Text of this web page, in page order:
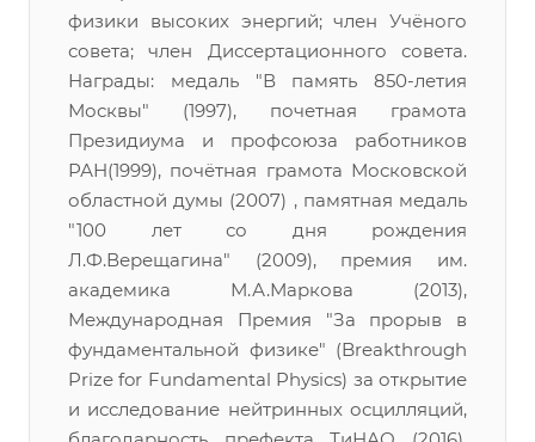
физики высоких энергий; член Учёного
совета; член Диссертационного совета.
Награды: медаль "В память 850-летия
Москвы" (1997), почетная грамота
Президиума и профсоюза работников
РАН(1999), почётная грамота Московской
областной думы (2007) , памятная медаль
"100 лет со дня рождения
Л.Ф.Верещагина" (2009), премия им.
академика М.А.Маркова (2013),
Международная Премия "За прорыв в
фундаментальной физике" (Breakthrough
Prize for Fundamental Physics) за открытие
и исследование нейтринных осцилляций,